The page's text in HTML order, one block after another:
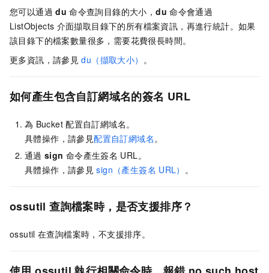
您可以通過 du 命令查詢目錄的大小，du 命令會通過
ListObjects 介面擷取目錄下的所有檔案資訊，再進行統計。如果
該目錄下的檔案數量很多，需要花費很長時間。
更多資訊，請參見 du（擷取大小） 。
如何產生包含自訂網域名的簽名 URL
為 Bucket 配置自訂網域名。
具體操作，請參見配置自訂網域名 。
通過 sign 命令產生簽名 URL。
具體操作，請參見 sign（產生簽名 URL） 。
ossutil 查詢檔案時，是否支援排序？
ossutil 在查詢檔案時，不支援排序。